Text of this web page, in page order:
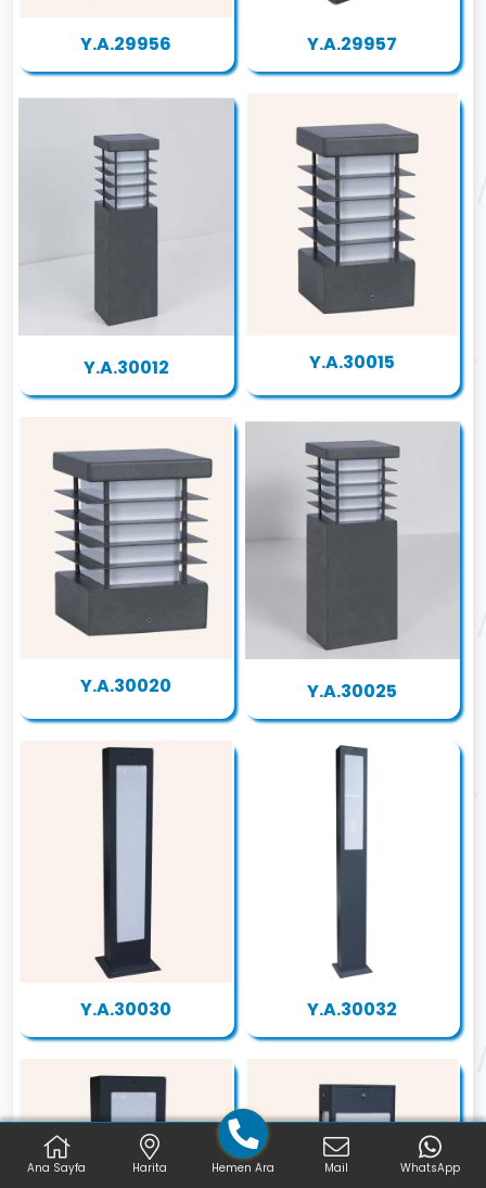
Y.A.29956 Y.A.29957
Y.A.30012 Y.A.30015
Y.A.30020 Y.A.30025
Y.A.30030 Y.A.30032
Ana Sayfa Harita Hemen Ara Mail WhatsApp